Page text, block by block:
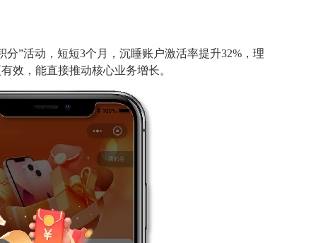
”活动，短短3个月，沉睡账户激活率提升32%，理
效，能直接推动核心业务增长。